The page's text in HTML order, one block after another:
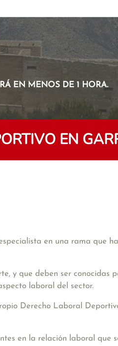
EN MENOS DE 1 HORA.
EN
en una rama que
y que deben ser conocidas
laboral del sector.
Derecho Laboral
en la relación laboral que